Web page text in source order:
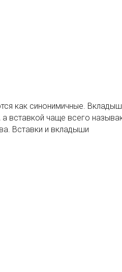
как синонимичные.
а вставкой чаще всего
Вставки и вкладыши